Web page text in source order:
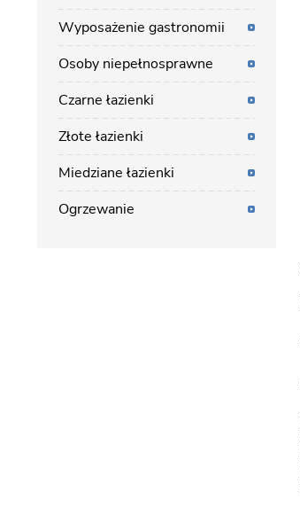
Wyposażenie gastronomii
Osoby niepełnosprawne
Czarne łazienki
Złote łazienki
Miedziane łazienki
Ogrzewanie